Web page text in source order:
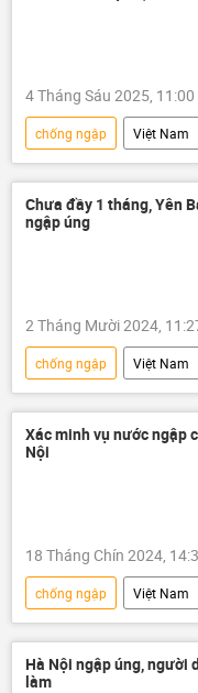
4 Tháng Sáu 2025, 11:00
chống ngập Việt Nam
ngập lụt
Thời tiết
Mưa bão, lũ lụt lịch sử,
thiên tai
Chưa đầy 1 tháng, Yên
ngập úng
2 Tháng Mười 2024,
chống ngập Việt Nam
ngập lụt
Thời tiết
Xác minh vụ nước ngập
Nội
18 Tháng Chín 2024,
chống ngập Việt Nam
Mưa bão, lũ lụt lịch sử,
thiên tai
ngập lụt
Hà Nội ngập úng, người
làm